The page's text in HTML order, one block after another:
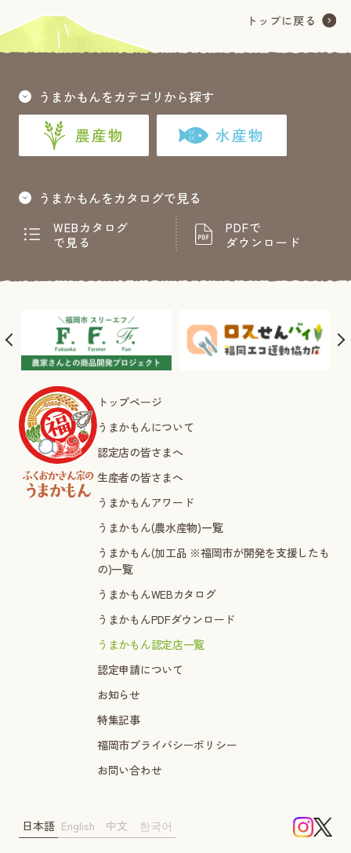
うまかもんをカテゴリから探す
農産物 水産物
うまかもんをカタログで見る
WEBカタログ
で見る
PDFで
ダウンロード
トップページ
うまかもんについて
認定店の皆さまへ
生産者の皆さまへ
うまかもんアワード
うまかもん(農水産物)一覧
うまかもん(加工品 ※福岡市が開発を支援したも
の)一覧
うまかもんWEBカタログ
うまかもんPDFダウンロード
うまかもん認定店一覧
認定申請について
お知らせ
特集記事
福岡市プライバシーポリシー
お問い合わせ
日本語 English 中文 한국어